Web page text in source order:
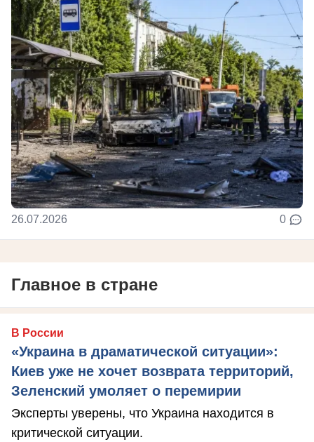
26.07.2026 0
Главное в стране
В России
«Украина в драматической ситуации»:
Киев уже не хочет возврата территорий,
Зеленский умоляет о перемирии
Эксперты уверены, что Украина находится в
критической ситуации.